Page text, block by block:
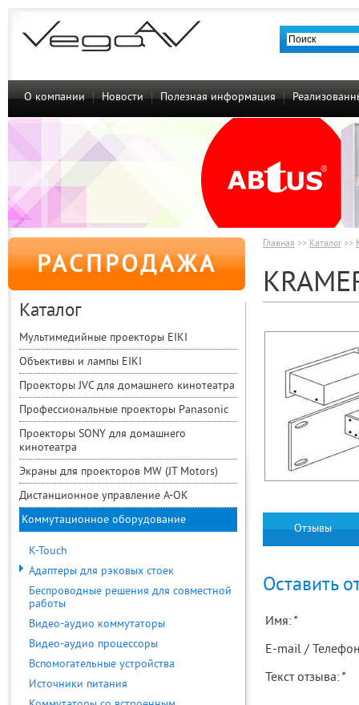
О компании Новости Полезная информация
РАСПРОДАЖА
Каталог
Мультимедийные проекторы EIKI
Объективы и лампы EIKI
Проекторы JVC для домашнего кинотеатра
Профессиональные проекторы Panasonic
Проекторы SONY для домашнего
кинотеатра
Экраны для проекторов MW (JT Motors)
Дистанционное управление A-OK
Коммутационное оборудование
K-Touch
Адаптеры для рэковых стоек
Беспроводные решения для совместной
работы
Видео-аудио коммутаторы
Видео-аудио процессоры
Вспомогательные устройства
Источники питания
Главная >> Каталог>>
Отзывы
Оставить
Имя:*
E-mail /
Текст отзыва:*